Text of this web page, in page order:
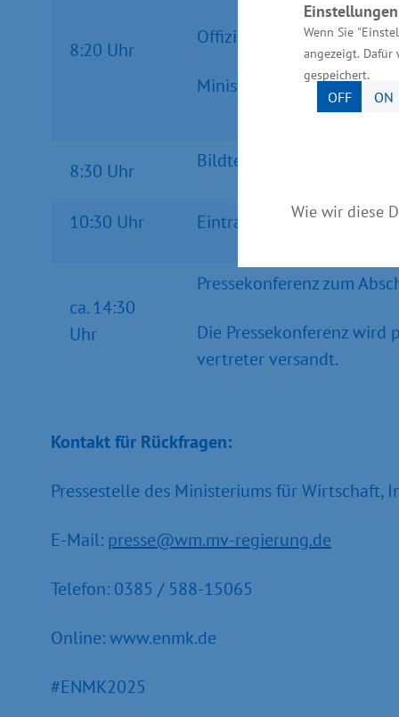
Wenn Sie
angezeigt.
gespeichert.
OFF ON
Wie wir diese
8:20 Uhr
Offizieller Fototermin für
Minister, Senatorinnen
8:30 Uhr Bildtermin zu Beginn der
10:30 Uhr Eintragung der Minister
ca. 14:30
Uhr
Pressekonferenz zum
Die Pressekonferenz
vertreter versandt.
Kontakt für Rückfragen:
Pressestelle des Ministeriums für Wirtschaft,
E-Mail: presse@wm.mv-regierung.de
Telefon: 0385 / 588-15065
Online: www.enmk.de
#ENMK2025